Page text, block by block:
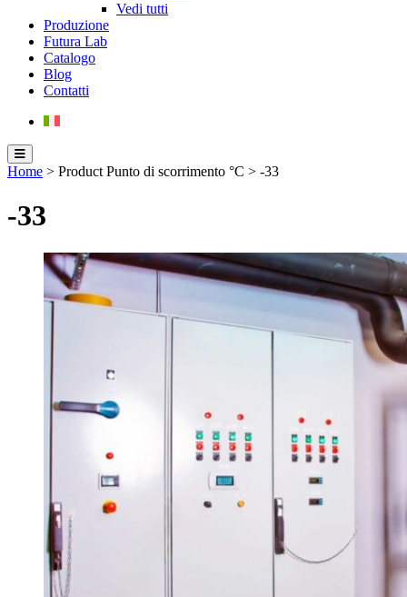
Vedi tutti
Produzione
Futura Lab
Catalogo
Blog
Contatti
Home > Product Punto di scorrimento °C > -33
-33